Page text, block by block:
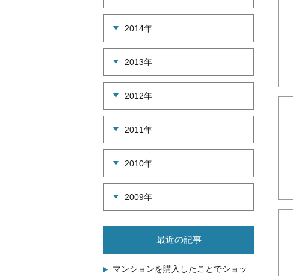
2014年
2013年
2012年
2011年
2010年
2009年
最近の記事
マンションを購入したことでショッ